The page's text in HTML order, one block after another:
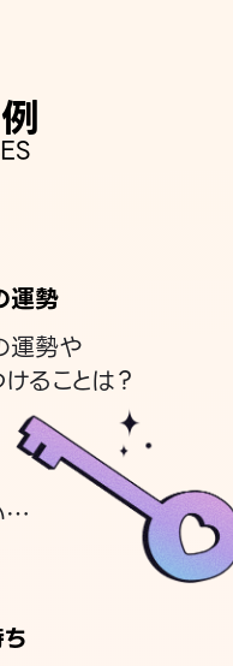
運勢
運勢や
ることは？
…